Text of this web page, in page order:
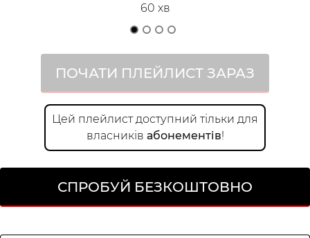
60 хв
ПОЧАТИ ПЛЕЙЛИСТ ЗАРАЗ
Цей плейлист доступний тільки для
власників абонементів!
СПРОБУЙ БЕЗКОШТОВНО